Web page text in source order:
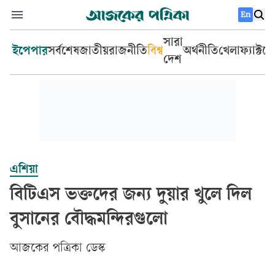
En
ইপেপারসর্বশেষজাতীয়রাজনীতিবিশ্ব
সারা
দেশ
অর্থনীতিখেলা
এশিয়া
বিটিএস ভক্তদের জন্য দুয়ার খুলে দিল
বুসানের বৌদ্ধমন্দিরগুলো
আজকের পত্রিকা ডেস্ক­